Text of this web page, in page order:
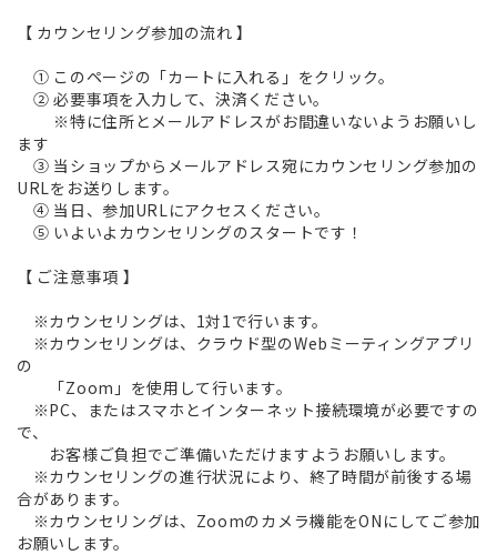
【 カウンセリング参加の流れ 】
① このページの「カートに入れる」をクリック。
② 必要事項を入力して、決済ください。
※特に住所とメールアドレスがお間違いないようお願いし
ます
③ 当ショップからメールアドレス宛にカウンセリング参加の
URLをお送りします。
④ 当日、参加URLにアクセスください。
⑤ いよいよカウンセリングのスタートです！
【 ご注意事項 】
※カウンセリングは、1対1で行います。
※カウンセリングは、クラウド型のWebミーティングアプリ
の
「Zoom」を使用して行います。
※PC、またはスマホとインターネット接続環境が必要ですの
で、
お客様ご負担でご準備いただけますようお願いします。
※カウンセリングの進行状況により、終了時間が前後する場
合があります。
※カウンセリングは、Zoomのカメラ機能をONにしてご参加
お願いします。